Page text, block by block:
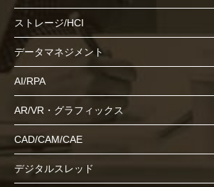
ストレージ/HCI
データマネジメント
AI/RPA
AR/VR・グラフィックス
CAD/CAM/CAE
デジタルスレッド